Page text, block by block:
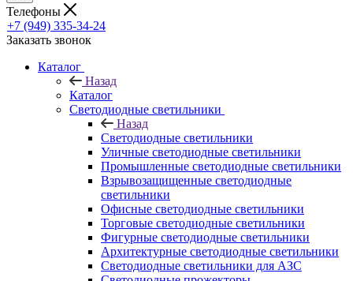
Телефоны
+7 (949) 335-34-24
Заказать звонок
Каталог
Назад
Каталог
Светодиодные светильники
Назад
Светодиодные светильники
Уличные светодиодные светильники
Промышленные светодиодные светильники
Взрывозащищенные светодиодные
светильники
Офисные светодиодные светильники
Торговые светодиодные светильники
Фигурные светодиодные светильники
Архитектурные светодиодные светильники
Светодиодные светильники для АЗС